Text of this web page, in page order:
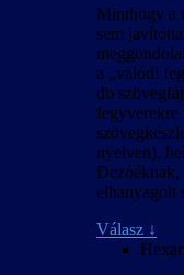
Minthogy a
sem
a „valódi
db
fegyverekre
nyelven),
elhanyagolt
Válasz ↓